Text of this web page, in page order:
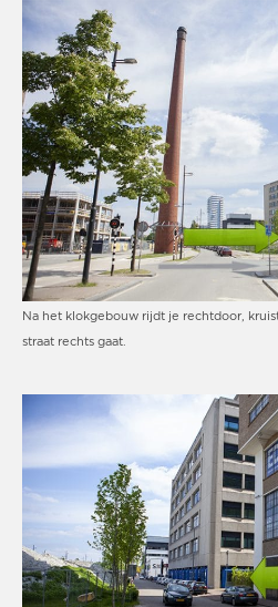
Na het klokgebouw rijdt je rechtdoor,
straat rechts gaat.